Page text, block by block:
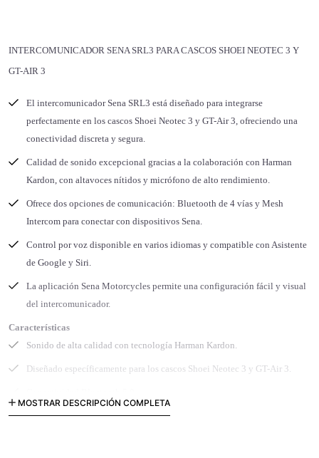
INTERCOMUNICADOR SENA SRL3 PARA CASCOS SHOEI NEOTEC 3 Y
GT-AIR 3
El intercomunicador Sena SRL3 está diseñado para integrarse
perfectamente en los cascos Shoei Neotec 3 y GT-Air 3, ofreciendo una
conectividad discreta y segura.
Calidad de sonido excepcional gracias a la colaboración con Harman
Kardon, con altavoces nítidos y micrófono de alto rendimiento.
Ofrece dos opciones de comunicación: Bluetooth de 4 vías y Mesh
Intercom para conectar con dispositivos Sena.
Control por voz disponible en varios idiomas y compatible con Asistente
de Google y Siri.
La aplicación Sena Motorcycles permite una configuración fácil y visual
del intercomunicador.
Características
Sonido de alta calidad con tecnología Harman Kardon.
Diseñado específicamente para los cascos Shoei Neotec 3 y GT-Air 3.
Mesh Intercom para comunicación en grupo.
MOSTRAR DESCRIPCIÓN COMPLETA